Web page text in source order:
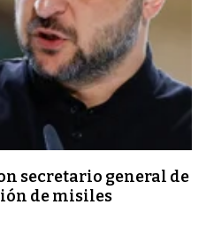
secretario general de
de misiles